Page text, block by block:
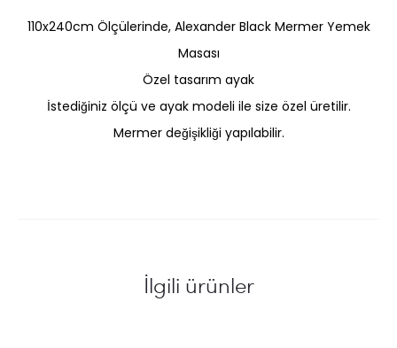
110x240cm Ölçülerinde, Alexander Black Mermer Yemek
Masası
Özel tasarım ayak
İstediğiniz ölçü ve ayak modeli ile size özel üretilir.
Mermer değişikliği yapılabilir.
İlgili ürünler